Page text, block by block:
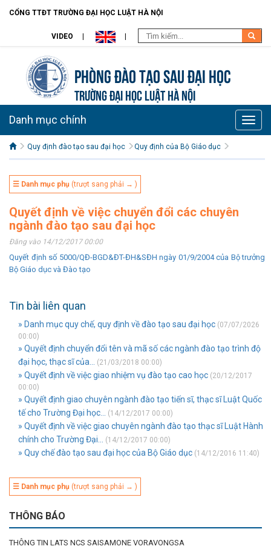
CỔNG TTĐT TRƯỜNG ĐẠI HỌC LUẬT HÀ NỘI
VIDEO
Phòng Đào tạo Sau đại học
TRƯỜNG ĐẠI HỌC LUẬT HÀ NỘI
Toggle
Danh mục chính
Quy định đào tạo sau đại học Quy định của Bộ Giáo dục
☰ Danh mục phụ (trượt sang phải → )
Quyết định về việc chuyển đổi các chuyên
ngành đào tạo sau đại học
Đăng vào 14/12/2017 00:00
Quyết định số 5000/QĐ-BGD&ĐT-ĐH&SĐH ngày 01/9/2004 của Bộ trưởng
Bộ Giáo dục và Đào tạo
Tin bài liên quan
» Danh mục quy chế, quy định về đào tạo sau đại học (07/07/2026
00:00)
» Quyết định chuyển đổi tên và mã số các ngành đào tạo trình độ
đại học, thạc sĩ của...
(21/03/2018 00:00)
» Quyết định về việc giao nhiệm vụ đào tạo cao học (20/12/2017
00:00)
» Quyết định giao chuyên ngành đào tạo tiến sĩ, thạc sĩ Luật Quốc
tế cho Trường Đại học...
(14/12/2017 00:00)
» Quyết định về việc giao chuyên ngành đào tạo thạc sĩ Luật Hành
chính cho Trường Đại...
(14/12/2017 00:00)
» Quy chế đào tạo sau đại học của Bộ Giáo dục (14/12/2016 11:40)
☰ Danh mục phụ (trượt sang phải → )
THÔNG BÁO
THÔNG TIN LATS NCS SAISAMONE VORAVONGSA